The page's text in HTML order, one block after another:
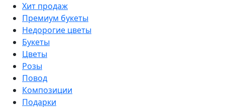
Хит продаж
Премиум букеты
Недорогие цветы
Букеты
Цветы
Розы
Повод
Композиции
Подарки